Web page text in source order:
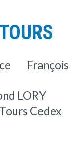
François
LORY
Cedex